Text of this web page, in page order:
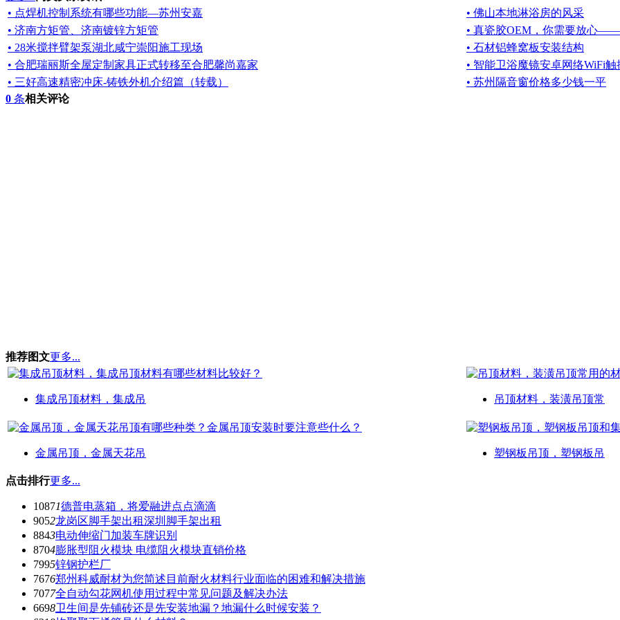
• 点焊机控制系统有哪些功能—苏州安嘉
• 佛山本地淋浴房的风采
• 济南方矩管、济南镀锌方矩管
• 真瓷胶OEM，你需要放心
• 28米搅拌臂架泵湖北咸宁崇阳施工现场
• 石材铝蜂窝板安装结构
• 合肥瑞丽斯全屋定制家具正式转移至合肥馨尚嘉家
• 智能卫浴魔镜安卓网络WiFi
• 三好高速精密冲床-铸铁外机介绍篇（转载）
• 苏州隔音窗价格多少钱一平
0 条相关评论
推荐图文更多...
集成吊顶材料，集成吊 吊顶材料，装潢吊顶常
金属吊顶，金属天花吊 塑钢板吊顶，塑钢板吊
点击排行更多...
10871德普电蒸箱，将爱融进点点滴滴
9052龙岗区脚手架出租深圳脚手架出租
8843电动伸缩门加装车牌识别
8704膨胀型阻火模块 电缆阻火模块直销价格
7995锌钢护栏厂
7676郑州科威耐材为您简述目前耐火材料行业面临的困难和解决措施
7077全自动勾花网机使用过程中常见问题及解决办法
6698卫生间是先铺砖还是先安装地漏？地漏什么时候安装？